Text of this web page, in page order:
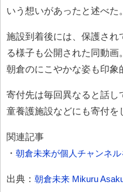
いう想いがあったと述べた。
施設到着後には、保護さ
る様子も公開された同動
朝倉のにこやかな姿も印象
寄付先は毎回異なると話し
童養護施設などにも寄付を
関連記事
・ 朝倉未来が個人チャンネ
出典： 朝倉未来 Mikuru